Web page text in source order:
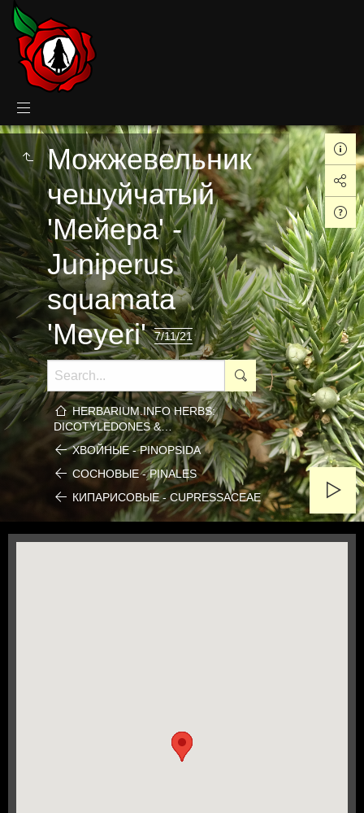
Можжевельник
чешуйчатый
'Мейера' -
Juniperus
squamata
'Meyeri'7/11/21
HERBARIUM.INFO HERBS:
DICOTYLEDONES &…
ХВОЙНЫЕ - PINOPSIDA
СОСНОВЫЕ - PINALES
КИПАРИСОВЫЕ - CUPRESSACEAE